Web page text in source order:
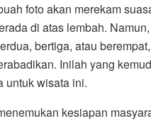
foto akan merekam
di atas lembah.
bertiga, atau
Inilah yang
untuk wisata ini.
kesiapan